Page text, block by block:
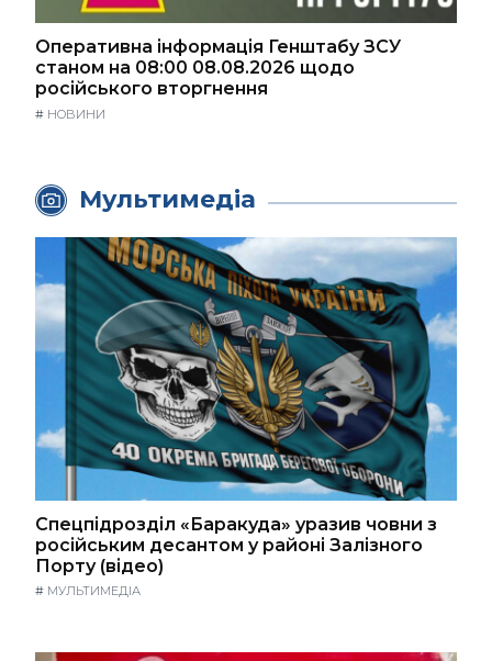
Оперативна інформація Генштабу ЗСУ
станом на 08:00 08.08.2026 щодо
російського вторгнення
# НОВИНИ
Мультимедіа
Спецпідрозділ «Баракуда» уразив човни з
російським десантом у районі Залізного
Порту (відео)
# МУЛЬТИМЕДІА